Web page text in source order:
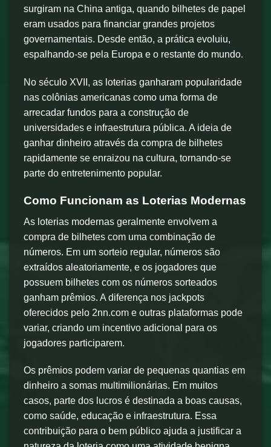
surgiram na China antiga, quando bilhetes de papel
eram usados para financiar grandes projetos
governamentais. Desde então, a prática evoluiu,
espalhando-se pela Europa e o restante do mundo.
No século XVII, as loterias ganharam popularidade
nas colônias americanas como uma forma de
arrecadar fundos para a construção de
universidades e infraestrutura pública. A ideia de
ganhar dinheiro através da compra de bilhetes
rapidamente se enraizou na cultura, tornando-se
parte do entretenimento popular.
Como Funcionam as Loterias Modernas
As loterias modernas geralmente envolvem a
compra de bilhetes com uma combinação de
números. Em um sorteio regular, números são
extraídos aleatoriamente, e os jogadores que
possuem bilhetes com os números sorteados
ganham prêmios. A diferença nos jackpots
oferecidos pelo 2nn.com e outras plataformas pode
variar, criando um incentivo adicional para os
jogadores participarem.
Os prêmios podem variar de pequenas quantias em
dinheiro a somas multimilionárias. Em muitos
casos, parte dos lucros é destinada a boas causas,
como saúde, educação e infraestrutura. Essa
contribuição para o bem público ajuda a justificar a